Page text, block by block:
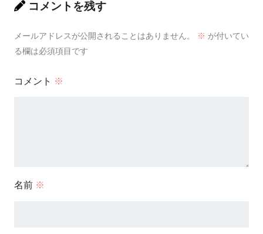
コメントを残す
メールアドレスが公開されることはありません。 ※ が付いてい
る欄は必須項目です
コメント ※
名前 ※